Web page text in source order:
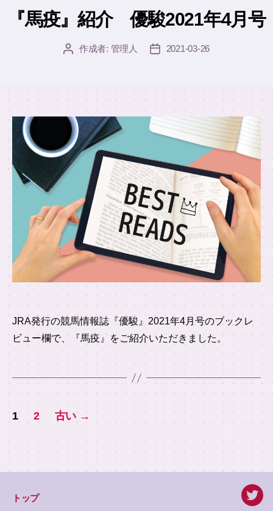
ゴ
リ
『馬疫』紹介 優駿2021年4月号
投 作成者: 管理人
投
2021-03-26
JRA発行の競馬情報誌『優駿』2021年4月号のブックレ
ビュー欄で、『馬疫』をご紹介いただきました。
投
稿
の
ペ
1 2 古い →
トップ